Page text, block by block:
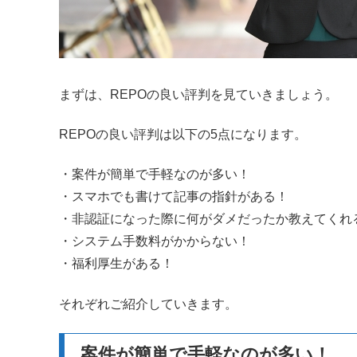
まずは、REPOの良い評判を見ていきましょう。
REPOの良い評判は以下の5点になります。
・案件が簡単で手軽なのが多い！
・スマホでも書けて記事の指針がある！
・非認証になった際に何がダメだったか教えてくれ
・システム手数料がかからない！
・福利厚生がある！
それぞれご紹介していきます。